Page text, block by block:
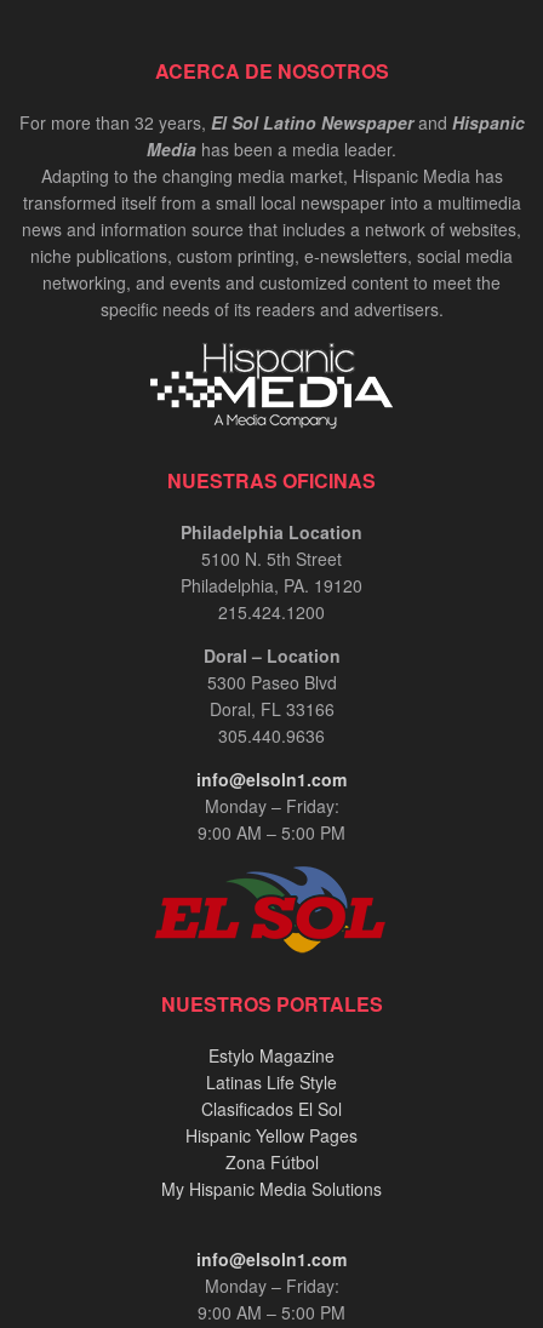
ACERCA DE NOSOTROS
For more than 32 years, El Sol Latino Newspaperand Hispanic
Media has been a media leader.
Adapting to the changing media market, Hispanic Media has
transformed itself from a small local newspaper into a multimedia
news and information source that includes a network of websites,
niche publications, custom printing, e-newsletters, social media
networking, and events and customized content to meet the
specific needs of its readers and advertisers.
NUESTRAS OFICINAS
Philadelphia Location
5100 N. 5th Street
Philadelphia, PA. 19120
215.424.1200
Doral – Location
5300 Paseo Blvd
Doral, FL 33166
305.440.9636
info@elsoln1.com
Monday – Friday:
9:00 AM – 5:00 PM
NUESTROS PORTALES
Estylo Magazine
Latinas Life Style
Clasificados El Sol
Hispanic Yellow Pages
Zona Fútbol
My Hispanic Media Solutions
info@elsoln1.com
Monday – Friday:
9:00 AM – 5:00 PM